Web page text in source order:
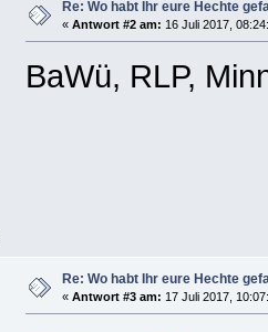
Re: Wo habt Ihr eure Hechte
« Antwort #2 am: 16 Juli 2017,
BaWü, RLP,
Re: Wo habt Ihr eure Hechte
« Antwort #3 am: 17 Juli 2017,